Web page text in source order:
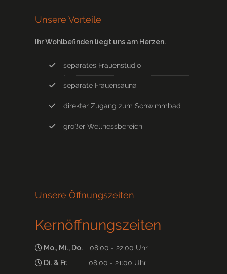
Unsere Vorteile
Ihr Wohlbefinden liegt uns am Herzen.
separates Frauenstudio
separate Frauensauna
direkter Zugang zum Schwimmbad
großer Wellnessbereich
Unsere Öffnungszeiten
Kernöffnungszeiten
Mo., Mi., Do.
08:00 - 22:00 Uhr
Di. & Fr.
08:00 - 21:00 Uhr